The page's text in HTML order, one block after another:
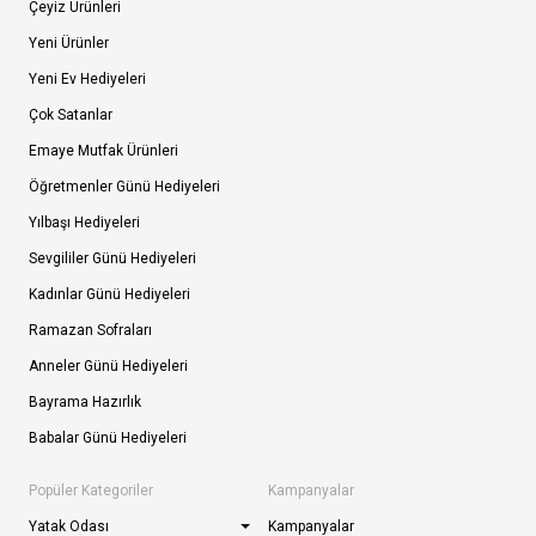
Çeyiz Ürünleri
Yeni Ürünler
Yeni Ev Hediyeleri
Çok Satanlar
Emaye Mutfak Ürünleri
Öğretmenler Günü Hediyeleri
Yılbaşı Hediyeleri
Sevgililer Günü Hediyeleri
Kadınlar Günü Hediyeleri
Ramazan Sofraları
Anneler Günü Hediyeleri
Bayrama Hazırlık
Babalar Günü Hediyeleri
Popüler Kategoriler
Yatak Odası
Kampanyalar
Kampanyalar